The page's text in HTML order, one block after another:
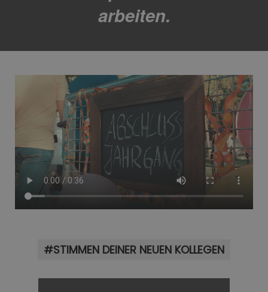
arbeiten.
#STIMMEN DEINER NEUEN KOLLEGEN